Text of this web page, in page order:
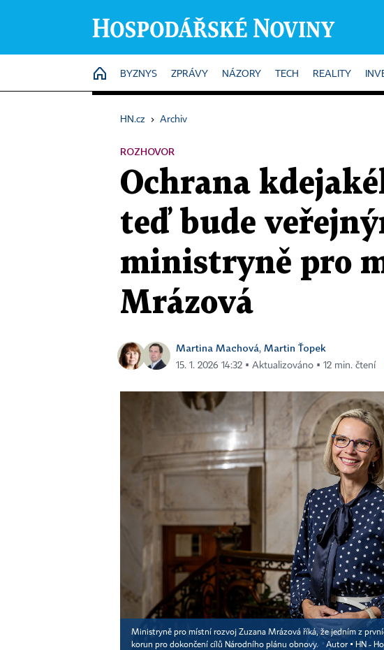
HOME
BYZNYS ZPRÁVY NÁZORY TECH REALITY
HN.cz › Archiv
ROZHOVOR
Ochrana
teď bude
ministryně pro
Mrázová
Martina Machová, Martin Ťopek
15. 1. 2026 14:32 ▪ Aktualizováno ▪ 12 min. čtení
Ministryně pro místní rozvoj Zuzana Mrázová říká, že jedním z
korun pro dokončení cílů Národního plánu obnovy.
Autor ▪ HN -